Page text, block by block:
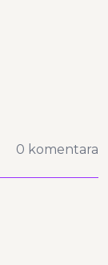
0 komentara